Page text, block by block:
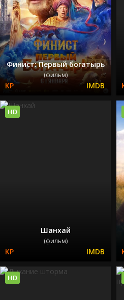
Финист: Первый богатырь
(фильм)
Шанхай
(фильм)
HD
HD